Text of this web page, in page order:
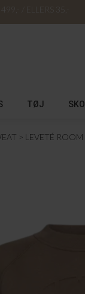
/ ELLERS 35,-
TØJ SKO
LEVETÉ ROOM